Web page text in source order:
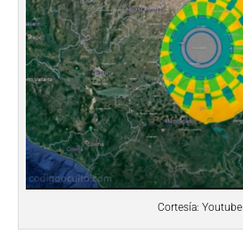
Cortesía: Youtube